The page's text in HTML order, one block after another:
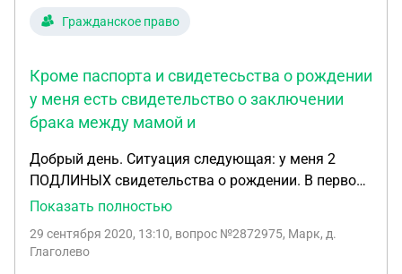
Текст доверенности как выглядит? Хочу
уведомляться что у нас детей нет, нет никаких
разводиться. Мы оба граждане РФ, в ЗАГСе не
были… Все оформлено в паспортном столе.
Гражданское право
Кроме паспорта и свидетесьства о рождении
у меня есть свидетельство о заключении
брака между мамой и
Добрый день. Ситуация следующая: у меня 2
ПОДЛИНЫХ свидетельства о рождении. В первом
(выданном при рождении) указан генетический
свидетельства о рождении с одинаковой датой
Показать полностью
29 сентября 2020, 13:10, вопрос №2872975, Марк, д.
Глаголево